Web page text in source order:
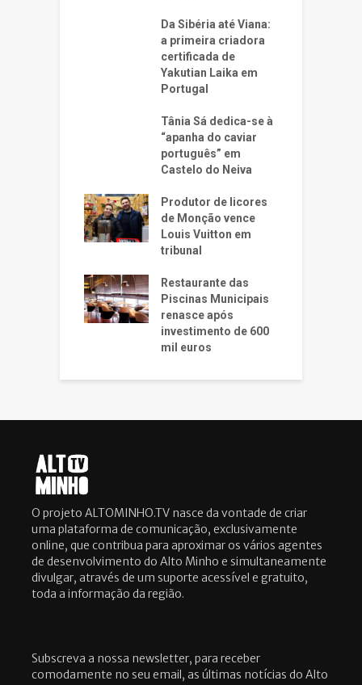
Da Sibéria até Viana:
a primeira criadora
certificada de
Yakutian Laika em
Portugal
Tânia Sá dedica-se à
“apanha do caviar
português” em
Castelo do Neiva
Produtor de licores
de Monção vence
Louis Vuitton em
tribunal
Restaurante das
Piscinas Municipais
renasce após
investimento de 600
mil euros
O projeto ALTOMINHO.TV nasce da vontade de criar
uma plataforma de comunicação, exclusivamente
online, que contribua para aproximar os vários agentes
de desenvolvimento do Alto Minho e simultaneamente
divulgar, através de um suporte acessível e gratuito,
toda a informação da região.
Subscreva a nossa newsletter, para receber
comodamente no seu email, as últimas notícias do Alto